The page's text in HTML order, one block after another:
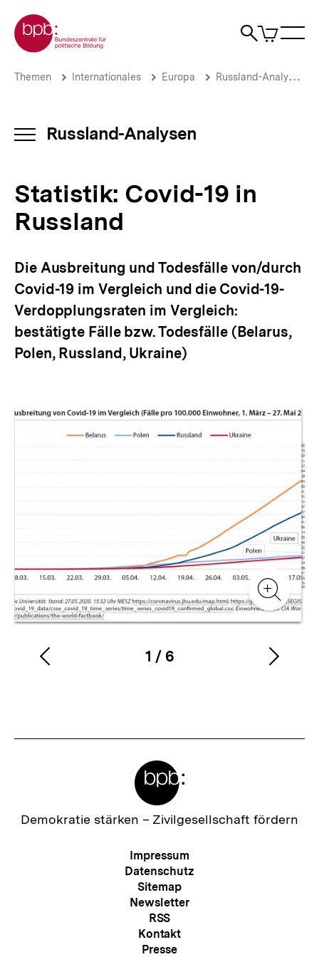
zum
Seiteninhalt
springen
Zur Startseite der bpb
Suche
Artikel
im
Statistik:
Russland
bpb.de
Brotkrümelnavigation
Pfadnavigation
Themen Internationales Europa Russland-Analysen
INHALTSNAVIGATION
Russland-Analysen
Statistik: Covid-19 in
Russland
Die Ausbreitung und Todesfälle von/durch
Covid-19 im Vergleich und die Covid-19-
Verdopplungsraten im Vergleich:
bestätigte Fälle bzw. Todesfälle (Belarus,
Polen, Russland, Ukraine)
Inhaltskarussell
Zur
Zur
Zur
Galerieansicht
Karussellinhalt
1
von
/ 6
Vorherigen
Zur
Demokratie stärken – Zivilgesellschaft fördern
Meta-
Navigation
Impressum
Datenschutz
Sitemap
Newsletter
RSS
Kontakt
Presse